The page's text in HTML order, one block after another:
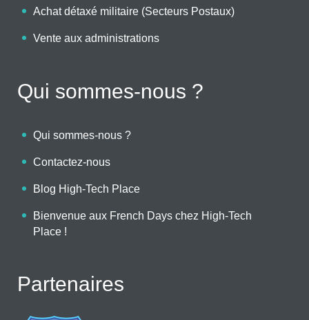
Achat détaxé militaire (Secteurs Postaux)
Vente aux administrations
Qui sommes-nous ?
Qui sommes-nous ?
Contactez-nous
Blog High-Tech Place
Bienvenue aux French Days chez High-Tech
Place !
Partenaires